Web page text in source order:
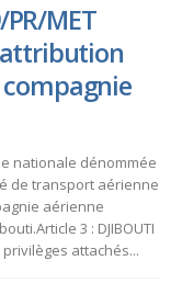
MET
compagnie
nationale dénommée
de transport aérienne
aérienne
3 : DJIBOUTI
attachés...